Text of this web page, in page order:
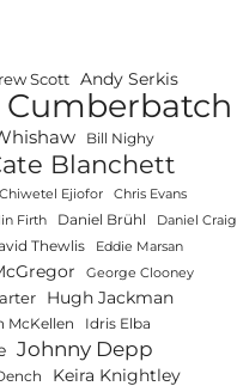
Scott Andy Serkis
Bill Nighy
Blanchett
Chiwetel Ejiofor Chris Evans
Firth Daniel Brühl Daniel Craig
Thewlis
Eddie Marsan
George Clooney
Hugh Jackman
McKellen Idris Elba
Johnny Depp
Keira Knightley